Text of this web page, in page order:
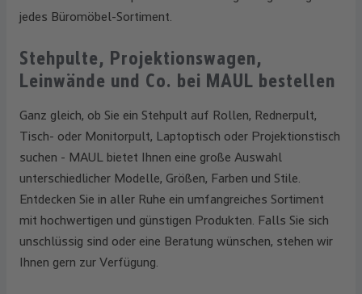
jedes Büromöbel-Sortiment.
Stehpulte, Projektionswagen,
Leinwände und Co. bei MAUL bestellen
Ganz gleich, ob Sie ein Stehpult auf Rollen, Rednerpult,
Tisch- oder Monitorpult, Laptoptisch oder Projektionstisch
suchen - MAUL bietet Ihnen eine große Auswahl
unterschiedlicher Modelle, Größen, Farben und Stile.
Entdecken Sie in aller Ruhe ein umfangreiches Sortiment
mit hochwertigen und günstigen Produkten. Falls Sie sich
unschlüssig sind oder eine Beratung wünschen, stehen wir
Ihnen gern zur Verfügung.